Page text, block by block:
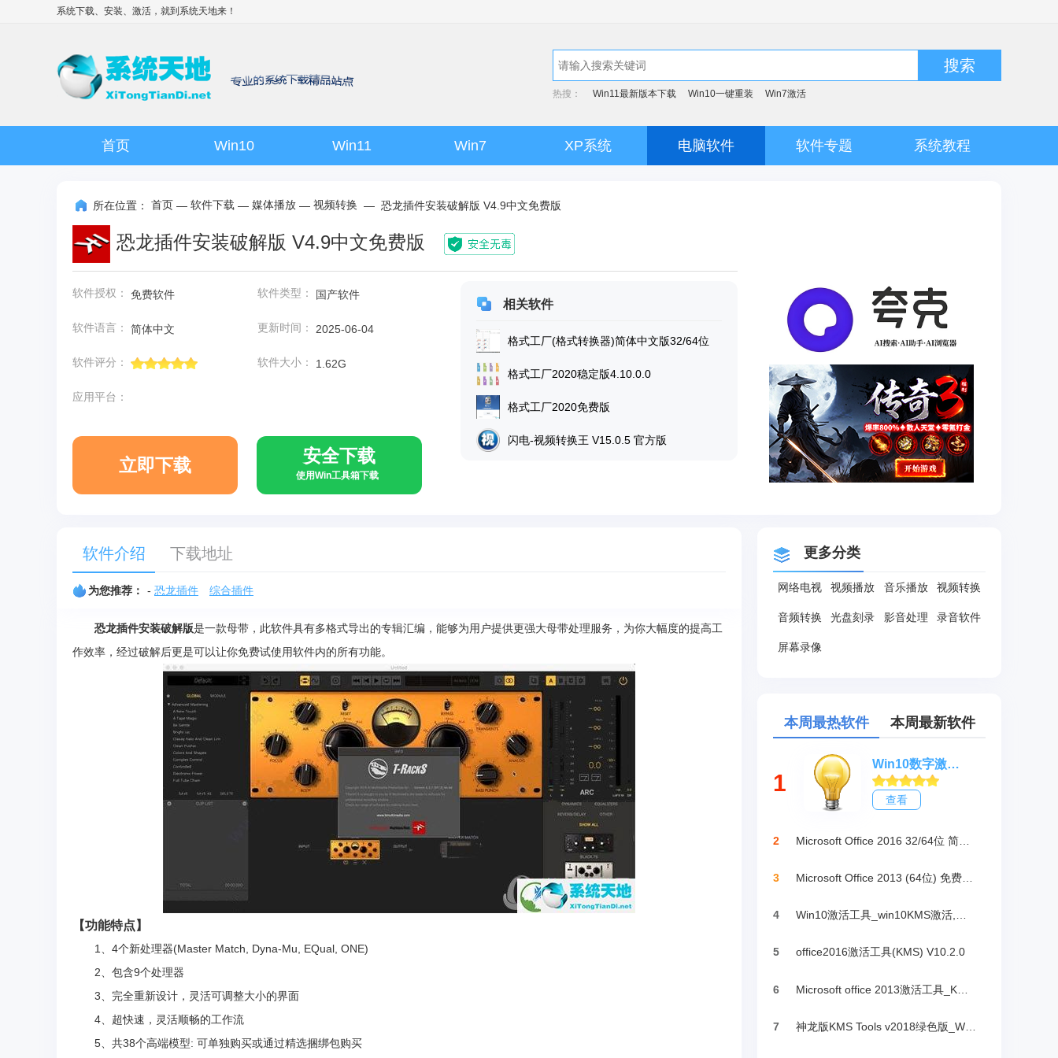
系统下载、安装、激活，就到 系统天地来！
搜索
热搜： Win11最新版本下载 Win10一键重装 Win7激活
首页 Win10 Win11 Win7 XP系统 电脑软件 软件专题 系统教程
所在位置： 首页 — 软件下载 — 媒体播放 — 视频转换 — 恐龙插件安装破解版 V4.9中文免费版
恐龙插件安装破解版 V4.9中文免费版
软件授权： 免费软件 软件类型： 国产软件
软件语言： 简体中文 更新时间： 2025-06-04
软件评分： 软件大小： 1.62G
应用平台：
立即下载 安全下载
使用Win工具箱下载
相关软件
格式工厂(格式转换器)简体中文版32/64位
格式工厂2020稳定版4.10.0.0
格式工厂2020免费版
闪电-视频转换王 V15.0.5 官方版
软件介绍 下载地址
为您推荐： - 恐龙插件 综合插件
恐龙插件安装破解版是一款母带，此软件具有多格式导出的专辑汇编，能够为用户提供更强大母带处理服务，为你大幅度的提高工
作效率，经过破解后更是可以让你免费试使用软件内的所有功能。
【功能特点】
1、4个新处理器(Master Match, Dyna-Mu, EQual, ONE)
2、包含9个处理器
3、完全重新设计，灵活可调整大小的界面
4、超快速，灵活顺畅的工作流
5、共38个高端模型: 可单独购买或通过精选捆绑包购买
更多分类
网络电视 视频播放 音乐播放 视频转换
音频转换 光盘刻录 影音处理 录音软件
屏幕录像
本周最热软件 本周最新软件
1
Win10数字激活HWIDGen_最新win10激活工具
查看
2
3
4
5 office2016激活工具(KMS) V10.2.0
6
7